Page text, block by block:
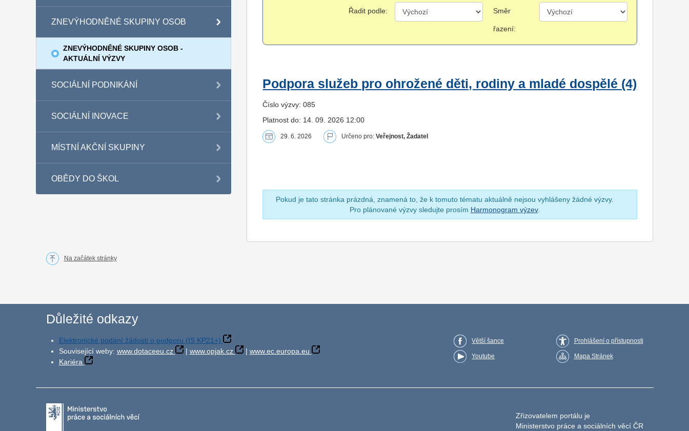
ZNEVÝHODNĚNÉ SKUPINY OSOB
ZNEVÝHODNĚNÉ SKUPINY OSOB -
AKTUÁLNÍ VÝZVY
SOCIÁLNÍ PODNIKÁNÍ
SOCIÁLNÍ INOVACE
MÍSTNÍ AKČNÍ SKUPINY
OBĚDY DO ŠKOL
Řadit podle: Směr
řazení:
Podpora služeb pro ohrožené děti, rodiny a mladé dospělé (4)
Číslo výzvy: 085
Platnost do: 14. 09. 2026 12:00
29. 6. 2026 Určeno pro:Veřejnost, Žadatel
Pokud je tato stránka prázdná, znamená to, že k tomuto tématu aktuálně nejsou vyhlášeny žádné výzvy.
Pro plánované výzvy sledujte prosím Harmonogram výzev.
Na začátek stránky
Důležité odkazy
Elektronické podání žádosti o podporu (IS KP21+)
Související weby: www.dotaceeu.cz | www.opjak.cz | www.ec.europa.eu
Kariéra
Větší šance
Youtube
Prohlášení o přístupnosti
Mapa Stránek
Zřizovatelem portálu je
Ministerstvo práce a sociálních věcí ČR